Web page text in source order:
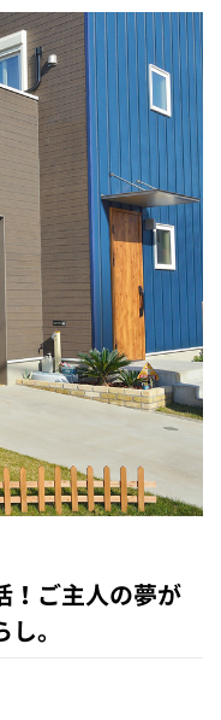
！ご主人の夢が
。